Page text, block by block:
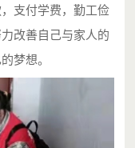
支付学费，勤工俭
改善自己与家人的
梦想。